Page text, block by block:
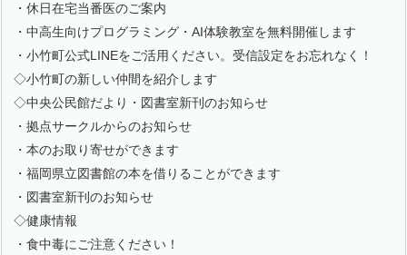
・休日在宅当番医のご案内
・中高生向けプログラミング・AI体験教室を無料開催します
・小竹町公式LINEをご活用ください。受信設定をお忘れなく！
◇小竹町の新しい仲間を紹介します
◇中央公民館だより・図書室新刊のお知らせ
・拠点サークルからのお知らせ
・本のお取り寄せができます
・福岡県立図書館の本を借りることができます
・図書室新刊のお知らせ
◇健康情報
・食中毒にご注意ください！